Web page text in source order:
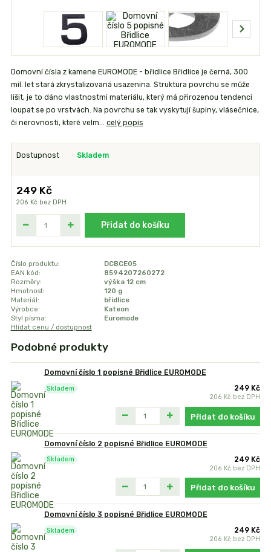
Domovní čísla z kamene EUROMODE - břidlice Břidlice je černá, 300
mil. let stará zkrystalizovaná usazenina. Struktura povrchu se může
lišit, je to dáno vlastnostmi materiálu, který má přirozenou tendenci
loupat se po vrstvách. Na povrchu se tak vyskytují šupiny, vlásečnice,
či nerovnosti, které velm... celý popis
Dostupnost Skladem
249 Kč
206 Kč bez DPH
Přidat do košíku
Číslo produktu:
DCBCE05
EAN kód:
8594207260272
Rozměry:
výška 12 cm
Hmotnost:
120 g
Materiál:
břidlice
Výrobce:
Kateon
Styl písma:
Euromode
Hlídat cenu / dostupnost
Podobné produkty
Domovní číslo 1 popisné Břidlice EUROMODE
249 Kč
206 Kč bez DPH
Skladem
Přidat do košíku
Domovní číslo 2 popisné Břidlice EUROMODE
249 Kč
206 Kč bez DPH
Skladem
Přidat do košíku
Domovní číslo 3 popisné Břidlice EUROMODE
249 Kč
206 Kč bez DPH
Skladem